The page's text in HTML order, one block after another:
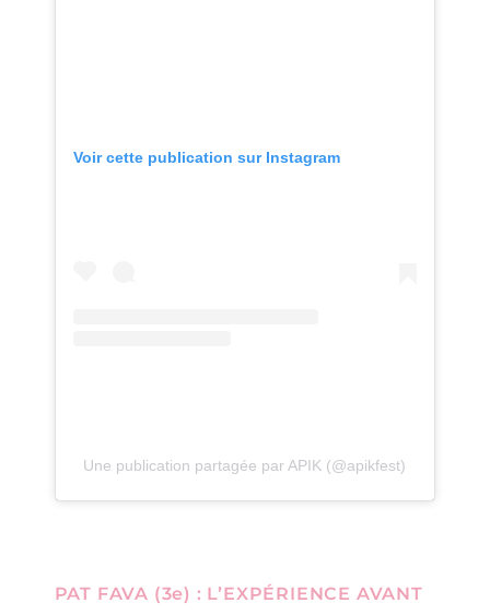
Voir cette publication sur Instagram
Une publication partagée par APIK (@apikfest)
PAT FAVA (3e) : L’EXPÉRIENCE AVANT